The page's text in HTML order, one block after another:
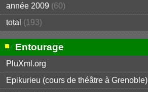
année 2009 (60)
total (193)
Entourage
PluXml.org
Epikurieu (cours de théâtre à Grenoble)